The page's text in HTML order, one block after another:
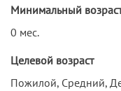
Минимальный
0 мес.
Целевой возраст
Пожилой, Средний,